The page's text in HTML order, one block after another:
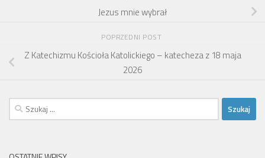
Jezus mnie wybrał
POPRZEDNI POST
Z Katechizmu Kościoła Katolickiego – katecheza z 18 maja
2026
Szukaj: